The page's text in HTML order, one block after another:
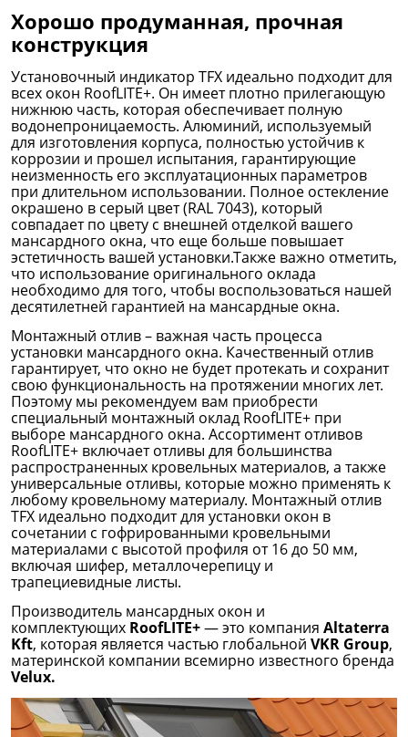
Хорошо продуманная, прочная
конструкция
Установочный индикатор ТFX идеально подходит для
всех окон RoofLITE+. Он имеет плотно прилегающую
нижнюю часть, которая обеспечивает полную
водонепроницаемость. Алюминий, используемый
для изготовления корпуса, полностью устойчив к
коррозии и прошел испытания, гарантирующие
неизменность его эксплуатационных параметров
при длительном использовании. Полное остекление
окрашено в серый цвет (RAL 7043), который
совпадает по цвету с внешней отделкой вашего
мансардного окна, что еще больше повышает
эстетичность вашей установки.Также важно отметить,
что использование оригинального оклада
необходимо для того, чтобы воспользоваться нашей
десятилетней гарантией на мансардные окна.
Монтажный отлив – важная часть процесса
установки мансардного окна. Качественный отлив
гарантирует, что окно не будет протекать и сохранит
свою функциональность на протяжении многих лет.
Поэтому мы рекомендуем вам приобрести
специальный монтажный оклад RoofLITE+ при
выборе мансардного окна. Ассортимент отливов
RoofLITE+ включает отливы для большинства
распространенных кровельных материалов, а также
универсальные отливы, которые можно применять к
любому кровельному материалу. Монтажный отлив
TFX идеально подходит для установки окон в
сочетании с гофрированными кровельными
материалами с высотой профиля от 16 до 50 мм,
включая шифер, металлочерепицу и
трапециевидные листы.
Производитель мансардных окон и
комплектующих RoofLITE+— это компания Altaterra
Kft, которая является частью глобальной VKR Group,
материнской компании всемирно известного бренда
Velux.